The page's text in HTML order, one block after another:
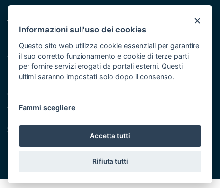
Protezione civile
Vai al sito di Protezione Civile Puglia
Iniziativa finanziata con risorse del POR Puglia 2014/2020 -
Asse XI
Note legali
Cookie e privacy
Atti di notifica
Servizi Intranet
© Regione Puglia
×
Informazioni sull'uso dei cookies
Questo sito web utilizza cookie essenziali per garantire
il suo corretto funzionamento e cookie di terze parti
per fornire servizi erogati da portali esterni. Questi
ultimi saranno impostati solo dopo il consenso.
Fammi scegliere
Accetta tutti
Rifiuta tutti